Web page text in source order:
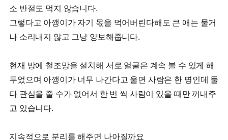
소 반절도 먹지 않습니다.
그렇다고 아깽이가 자기 몫을 먹어버린다해도 큰 애는 물거
나 소리내지 않고 그냥 양보해줍니다.
현재 방에 철조망을 설치해 서로 얼굴은 계속 볼 수 있게 해
두었으며 아깽이가 너무 나간다고 울면 사람은 한 명인데 둘
다 관심을 줄 수가 없어서 한 번 씩 사람이 있을 때만 꺼내주
고 있습니다.
지속적으로 분리를 해주면 나아질까요